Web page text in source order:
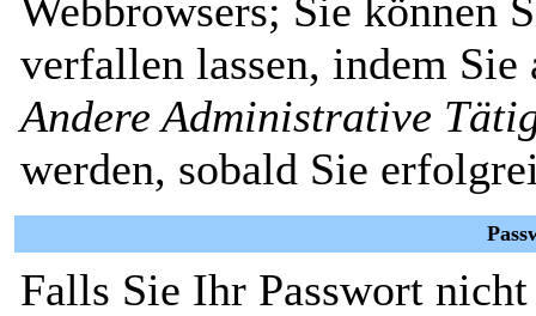
Webbrowsers; Sie können
verfallen lassen, indem
Andere Administrative
werden, sobald Sie
Falls Sie Ihr Passwort